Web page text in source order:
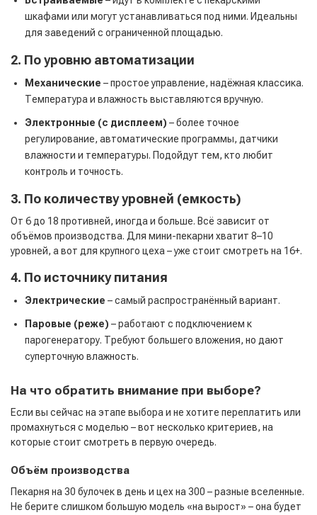
шкафами или могут устанавливаться под ними. Идеальны
для заведений с ограниченной площадью.
2. По уровню автоматизации
Механические – простое управление, надёжная классика.
Температура и влажность выставляются вручную.
Электронные (с дисплеем) – более точное
регулирование, автоматические программы, датчики
влажности и температуры. Подойдут тем, кто любит
контроль и точность.
3. По количеству уровней (емкость)
От 6 до 18 противней, иногда и больше. Всё зависит от
объёмов производства. Для мини-пекарни хватит 8–10
уровней, а вот для крупного цеха – уже стоит смотреть на 16+.
4. По источнику питания
Электрические – самый распространённый вариант.
Паровые (реже) – работают с подключением к
парогенератору. Требуют большего вложения, но дают
суперточную влажность.
На что обратить внимание при выборе?
Если вы сейчас на этапе выбора и не хотите переплатить или
промахнуться с моделью – вот несколько критериев, на
которые стоит смотреть в первую очередь.
Объём производства
Пекарня на 30 булочек в день и цех на 300 – разные вселенные.
Не берите слишком большую модель «на вырост» – она будет